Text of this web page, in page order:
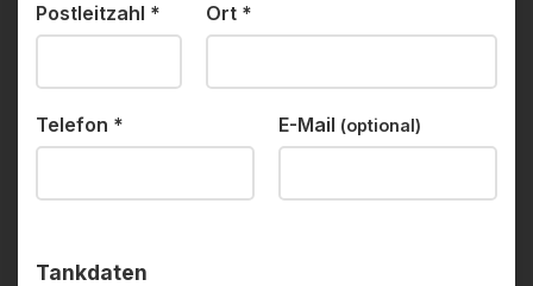
Postleitzahl * Ort *
Telefon * E-Mail (optional)
Tankdaten